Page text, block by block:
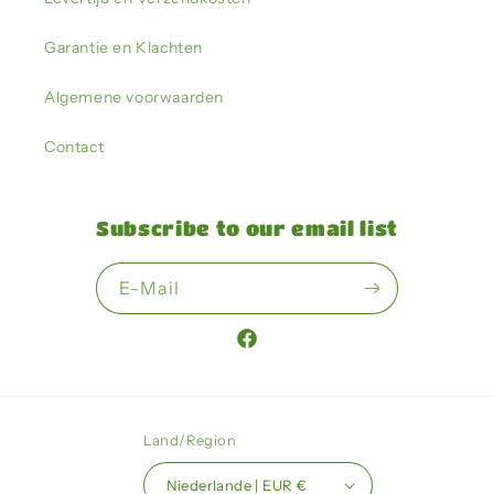
Garantie en Klachten
Algemene voorwaarden
Contact
Subscribe to our email list
E-Mail
Facebook
Land/Region
Niederlande | EUR €